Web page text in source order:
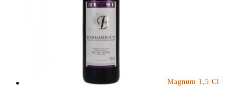
Magnum 1,5 Cl